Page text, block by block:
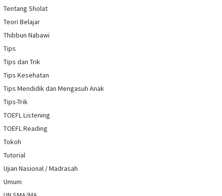
Tentang Sholat
Teori Belajar
Thibbun Nabawi
Tips
Tips dan Trik
Tips Kesehatan
Tips Mendidik dan Mengasuh Anak
Tips-Trik
TOEFL Listening
TOEFL Reading
Tokoh
Tutorial
Ujian Nasional / Madrasah
Umum